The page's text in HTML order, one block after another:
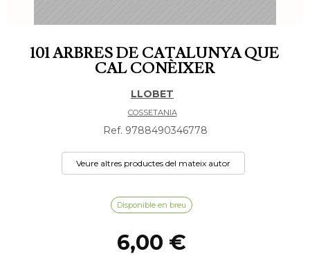
101 ARBRES DE CATALUNYA QUE
CAL CONÈIXER
LLOBET
COSSETANIA
Ref. 9788490346778
Veure altres productes del mateix autor
Disponible en breu
6,00 €